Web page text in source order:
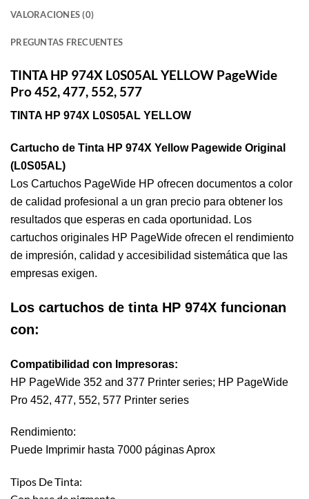
VALORACIONES (0)
PREGUNTAS FRECUENTES
TINTA HP 974X L0S05AL YELLOW PageWide
Pro 452, 477, 552, 577
TINTA HP 974X L0S05AL YELLOW
Cartucho de Tinta HP 974X Yellow Pagewide Original
(L0S05AL)
Los Cartuchos PageWide HP ofrecen documentos a color
de calidad profesional a un gran precio para obtener los
resultados que esperas en cada oportunidad. Los
cartuchos originales HP PageWide ofrecen el rendimiento
de impresión, calidad y accesibilidad sistemática que las
empresas exigen.
Los cartuchos de tinta HP 974X funcionan
con:
Compatibilidad con Impresoras:
HP PageWide 352 and 377 Printer series; HP PageWide
Pro 452, 477, 552, 577 Printer series
Rendimiento:
Puede Imprimir hasta 7000 páginas Aprox
Tipos De Tinta: